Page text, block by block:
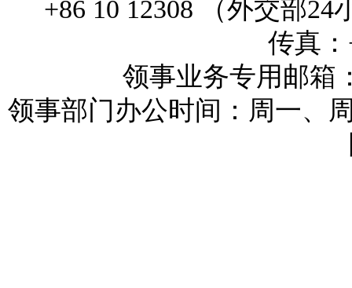
+86 10 12308 （外交部
传真：
领事业务专用邮箱
领事部门办公时间：周一、